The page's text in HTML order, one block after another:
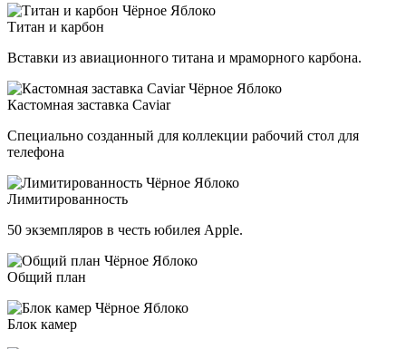
Титан и карбон
Вставки из авиационного титана и мраморного карбона.
Кастомная заставка Caviar
Специально созданный для коллекции рабочий стол для
телефона
Лимитированность
50 экземпляров в честь юбилея Apple.
Общий план
Блок камер